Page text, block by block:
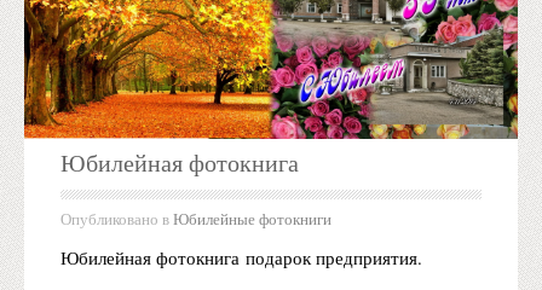
Юбилейная фотокнига
Опубликовано вЮбилейные фотокниги
Юбилейная фотокнига подарок предприятия.